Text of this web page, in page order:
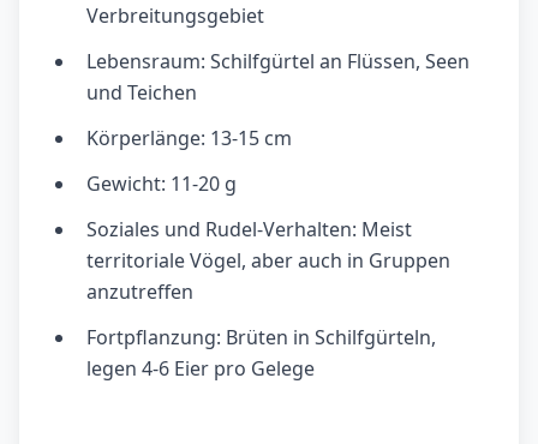
Verbreitungsgebiet
Lebensraum: Schilfgürtel an Flüssen, Seen
und Teichen
Körperlänge: 13-15 cm
Gewicht: 11-20 g
Soziales und Rudel-Verhalten: Meist
territoriale Vögel, aber auch in Gruppen
anzutreffen
Fortpflanzung: Brüten in Schilfgürteln,
legen 4-6 Eier pro Gelege